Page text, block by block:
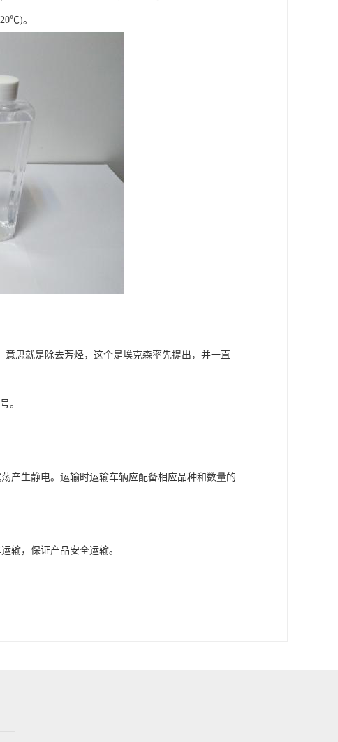
。
思就是除去芳烃，这个是埃克森率先提出，并一直
。
产生静电。运输时运输车辆应配备相应品种和数量的
输，保证产品安全运输。